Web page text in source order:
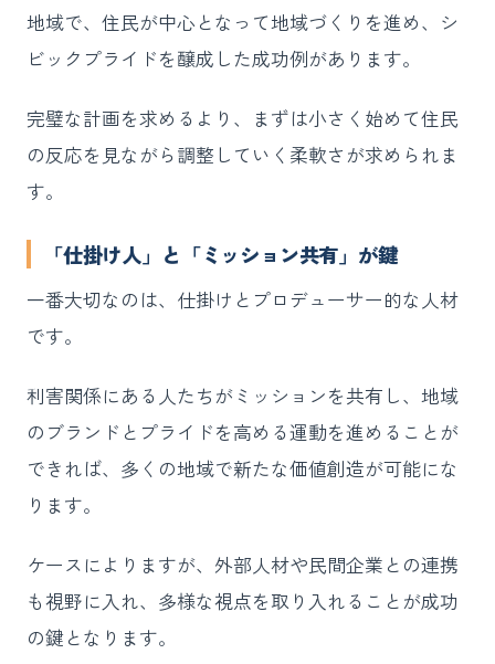
地域で、住民が中心となって地域づくりを進め、シ
ビックプライドを醸成した成功例があります。
完璧な計画を求めるより、まずは小さく始めて住民
の反応を見ながら調整していく柔軟さが求められま
す。
「仕掛け人」と「ミッション共有」が鍵
一番大切なのは、仕掛けとプロデューサー的な人材
です。
利害関係にある人たちがミッションを共有し、地域
のブランドとプライドを高める運動を進めることが
できれば、多くの地域で新たな価値創造が可能にな
ります。
ケースによりますが、外部人材や民間企業との連携
も視野に入れ、多様な視点を取り入れることが成功
の鍵となります。